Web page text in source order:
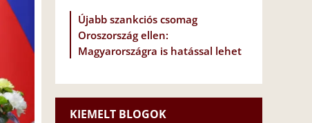
Újabb szankciós csomag
Oroszország ellen:
Magyarországra is hatással lehet
KIEMELT BLOGOK